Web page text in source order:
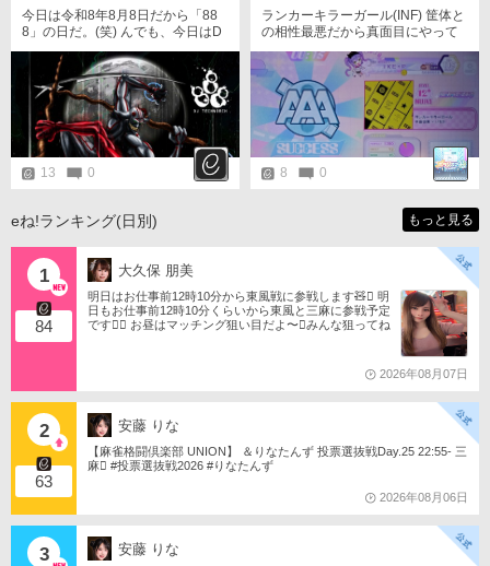
今日は令和8年8月8日だから「88
8」の日だ。(笑) んでも、今日はD
DRやってません😅 スコア上げて
いきやす。
13 0
ランカーキラーガール(INF) 筐体と
の相性最悪だから真面目にやって
ません。
8 0
eね!ランキング(日別) もっと見る
1
84
大久保 朋美
明日はお仕事前12時10分から東風戦に参戦します🧸󾬏 明
日もお仕事前12時10分くらいから東風と三麻に参戦予定
です󾠔󾭠 お昼はマッチング狙い目だよ〜󾍘みんな狙ってね
2026年08月07日
2
63
安藤 りな
【麻雀格闘倶楽部 UNION】 ＆りなたんず 投票選抜戦Day.25 22:55- 三
麻󾆽 #投票選抜戦2026 #りなたんず
2026年08月06日
3 安藤 りな